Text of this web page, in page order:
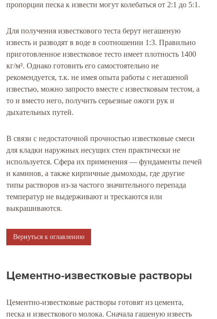
пропорции песка к извести могут колебаться от 2:1 до 5:1.
Для получения известкового теста берут негашеную
известь и разводят в воде в соотношении 1:3. Правильно
приготовленное известковое тесто имеет плотность 1400
кг/м³. Однако готовить его самостоятельно не
рекомендуется, т.к. не имея опыта работы с негашеной
известью, можно запросто вместе с известковым тестом, а
то и вместо него, получить серьезные ожоги рук и
дыхательных путей.
В связи с недостаточной прочностью известковые смеси
для кладки наружных несущих стен практически не
используется. Сфера их применения — фундаменты печей
и каминов, а также кирпичные дымоходы, где другие
типы растворов из-за частого значительного перепада
температур не выдерживают и трескаются или
выкрашиваются.
Вернуться к оглавлению
Цементно-известковые растворы
Цементно-известковые растворы готовят из цемента,
песка и известкового молока. Сначала гашеную известь